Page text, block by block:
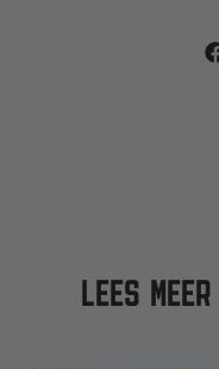
LEES